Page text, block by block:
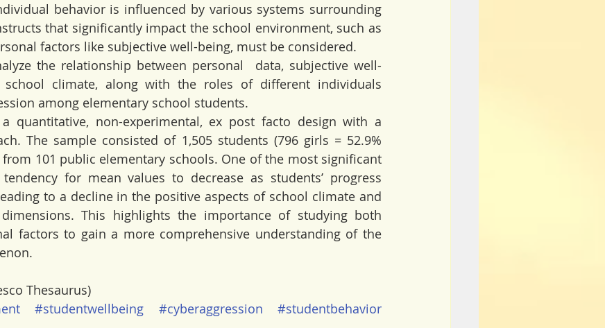
behavior is influenced by various systems surrounding
that significantly impact the school environment, such as
factors like subjective well-being, must be considered.
the relationship between personal  data, subjective well-
school climate, along with the roles of different individuals
among elementary school students.
quantitative, non-experimental, ex post facto design with a
The sample consisted of 1,505 students (796 girls = 52.9%
from 101 public elementary schools. One of the most significant
for mean values to decrease as students’ progress
to a decline in the positive aspects of school climate and
This highlights the importance of studying both
factors to gain a more comprehensive understanding of the
Thesaurus)
#studentwellbeing #cyberaggression
#studentbehavior